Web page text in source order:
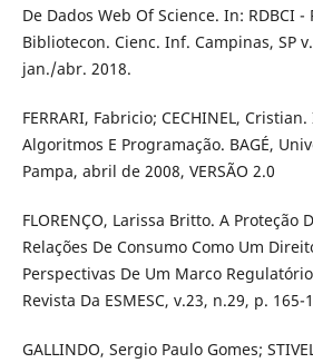
De Dados Web Of Science. In: RDBCI
Bibliotecon. Cienc. Inf. Campinas, SP
jan./abr. 2018.
FERRARI, Fabricio; CECHINEL,
Algoritmos E Programação. BAGÉ,
Pampa, abril de 2008, VERSÃO 2.0
FLORENÇO, Larissa Britto. A Proteção
Relações De Consumo Como Um
Perspectivas De Um Marco
Revista Da ESMESC, v.23, n.29, p. 165-
GALLINDO, Sergio Paulo Gomes;